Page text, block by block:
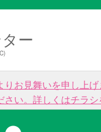
ー
お見舞いを申し上
い。詳しくはチラ